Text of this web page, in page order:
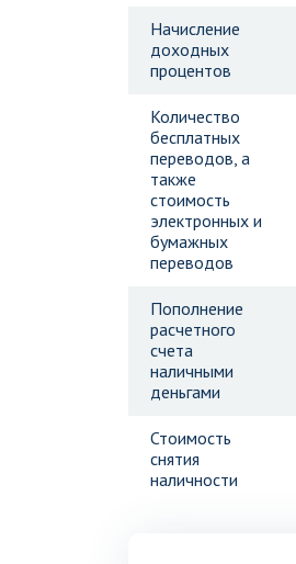
Начисление
доходных
процентов
Количество
бесплатных
переводов, а
также
стоимость
электронных и
бумажных
переводов
Пополнение
расчетного
счета
наличными
деньгами
Стоимость
снятия
наличности